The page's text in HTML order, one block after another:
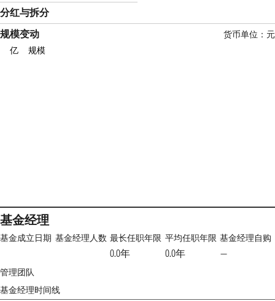
分红与拆分
规模变动
货币单位：元
亿
规模
基金经理
基金成立日期 基金经理人数 最长任职年限
0.0年
平均任职年限
0.0年
基金经理自购
—
管理团队
基金经理时间线